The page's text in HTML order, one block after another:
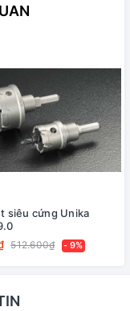
siêu cứng Unika
512.600₫ - 9%